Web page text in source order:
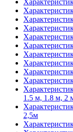
1.5 м, 1.8 м, 2
2,5м